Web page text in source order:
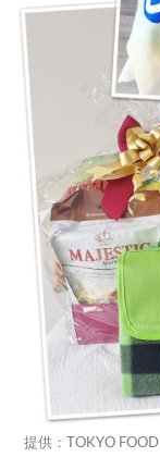
提供：TOKYO FOOD